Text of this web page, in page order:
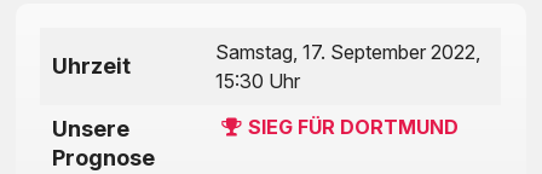
Uhrzeit
Samstag, 17. September 2022,
15:30 Uhr
Unsere
Prognose
SIEG FÜR DORTMUND